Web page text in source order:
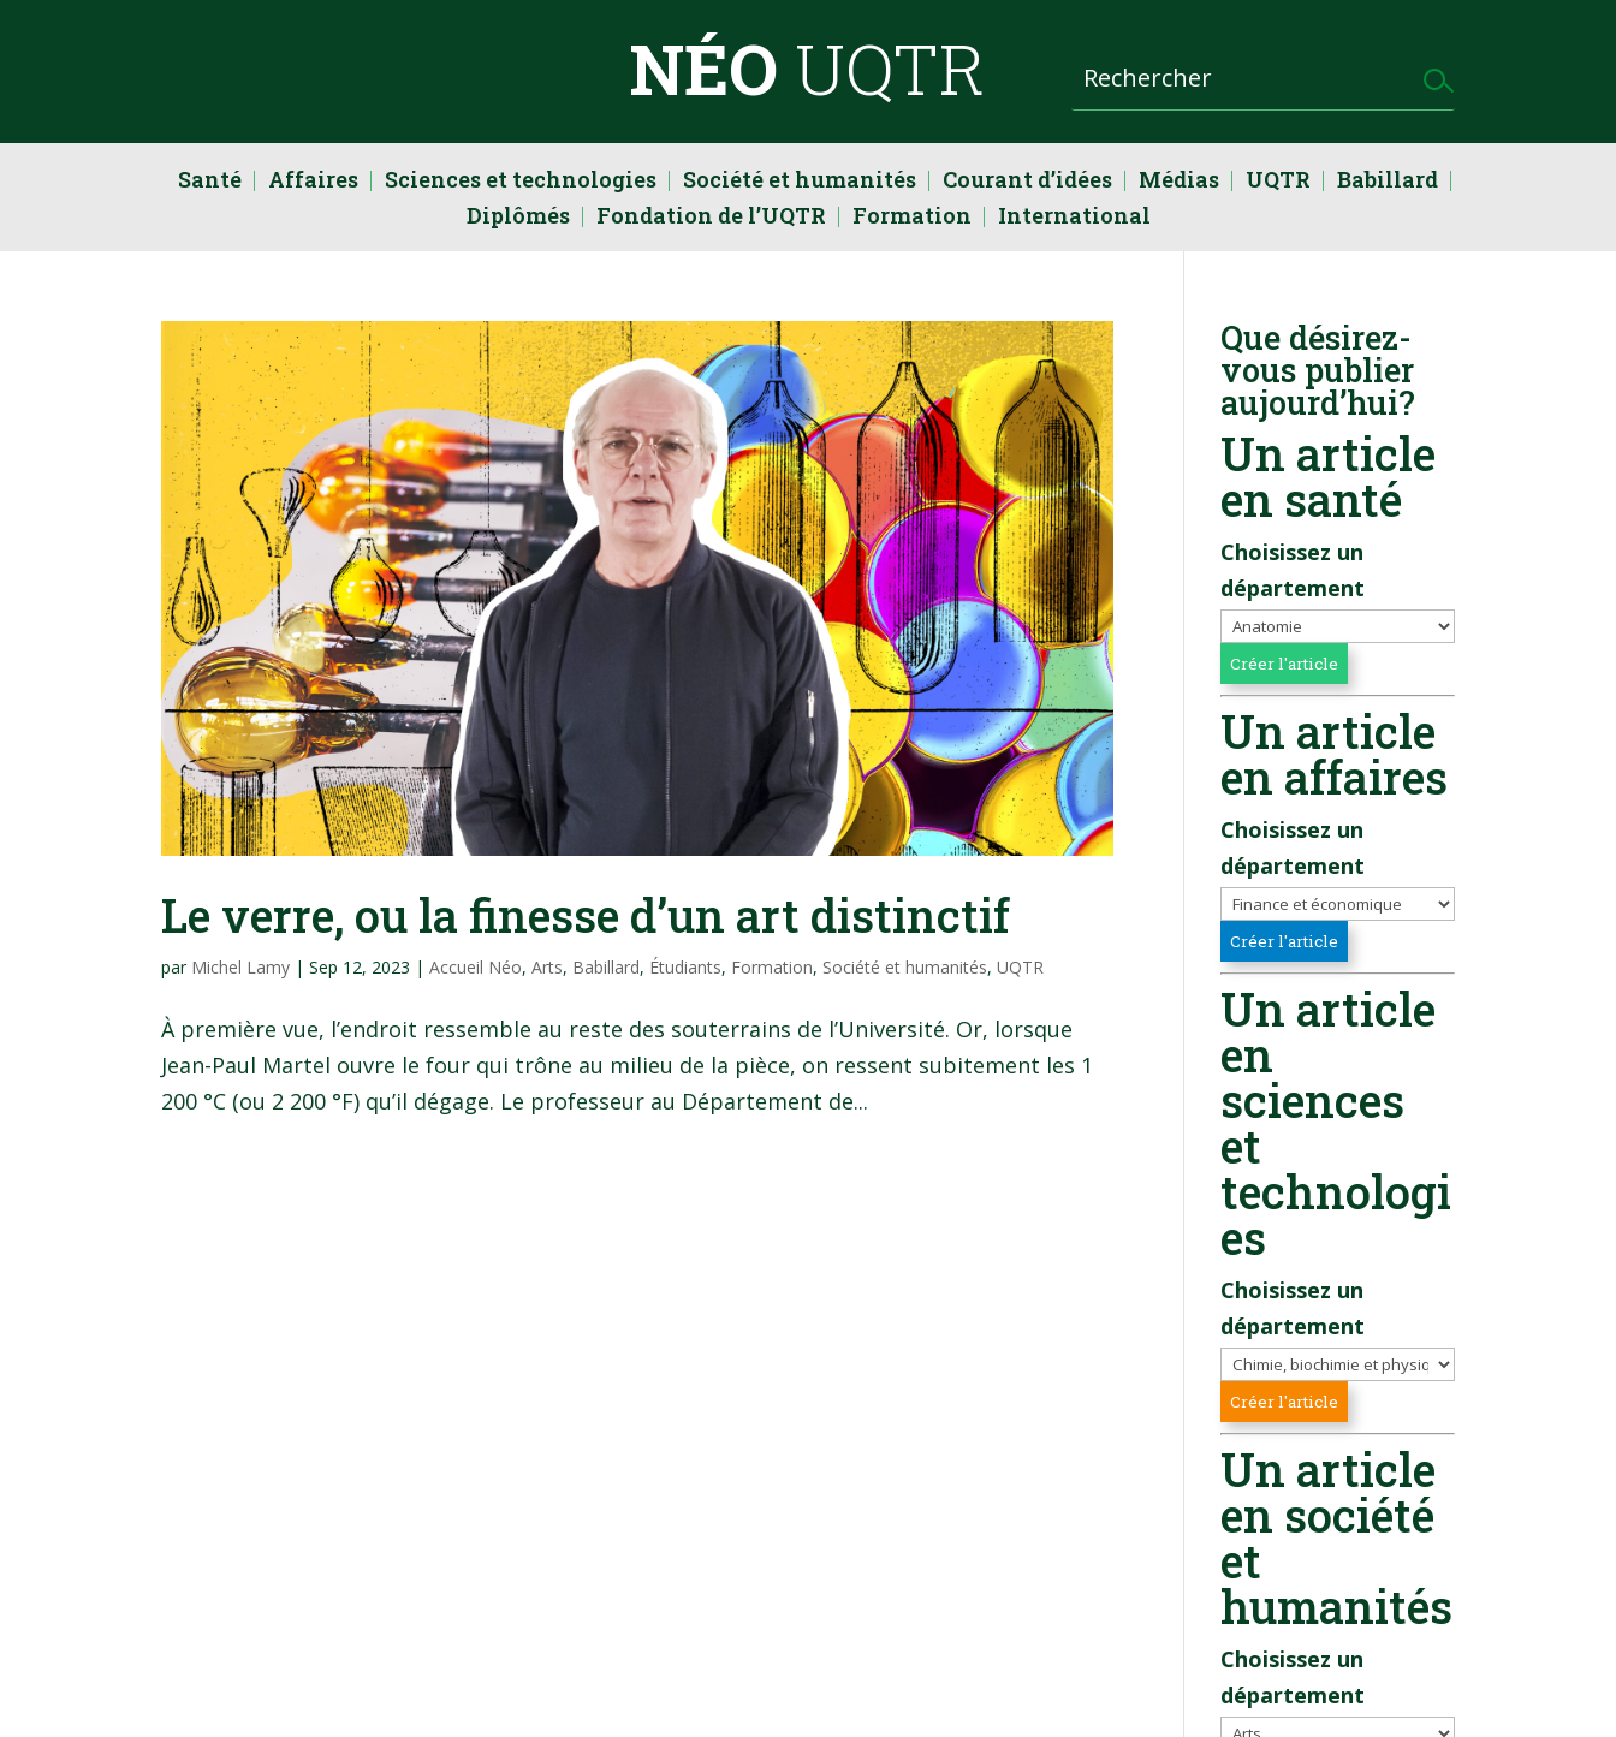
NÉO UQTR
Santé Affaires Sciences et technologies Société et humanités Courant d’idées Médias UQTR
Babillard
Diplômés
Fondation de l’UQTR Formation International
Le verre, ou la finesse d’un art distinctif
par Michel Lamy |Sep 12, 2023 |Accueil Néo,Arts, Babillard, Étudiants, Formation, Société et humanités,UQTR
À première vue, l’endroit ressemble au reste des souterrains de l’Université. Or, lorsque
Jean-Paul Martel ouvre le four qui trône au milieu de la pièce, on ressent subitement les 1
200 °C (ou 2 200 °F) qu’il dégage. Le professeur au Département de...
Que désirez-
vous publier
aujourd’hui?
Un article
en santé
Choisissez un
département
Un article
en affaires
Choisissez un
département
Un article
en
sciences
et
technologi
es
Choisissez un
département
Un article
en société
et
humanités
Choisissez un
département